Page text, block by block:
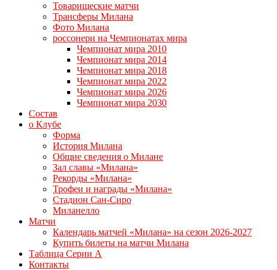
Товарищеские матчи
Трансферы Милана
Фото Милана
россонери на Чемпионатах мира
Чемпионат мира 2010
Чемпионат мира 2014
Чемпионат мира 2018
Чемпионат мира 2022
Чемпионат мира 2026
Чемпионат мира 2030
Состав
о Клубе
Форма
История Милана
Общие сведения о Милане
Зал славы «Милана»
Рекорды «Милана»
Трофеи и награды «Милана»
Стадион Сан-Сиро
Миланелло
Матчи
Календарь матчей «Милана» на сезон 2026-2027
Купить билеты на матчи Милана
Таблица Серии А
Контакты